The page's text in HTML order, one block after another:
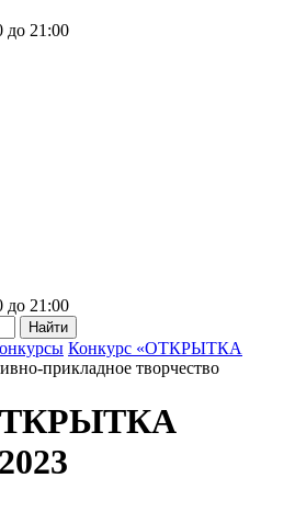
до 21:00
до 21:00
Конкурс «ОТКРЫТКА
прикладное творчество